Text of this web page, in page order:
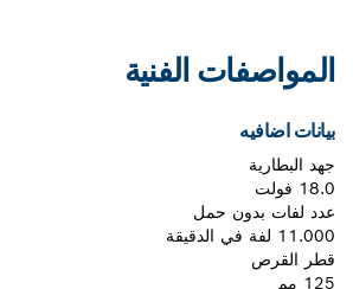
المواصفات الفنية
بيانات اضافيه
جهد البطارية
18.0 فولت
عدد لفات بدون حمل
11.000 لفة في الدقيقة
قطر القرص
125 مم